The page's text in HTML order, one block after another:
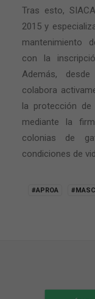
Tras esto,
2015 y
mantenimiento
con la
Además,
colabora
la protección de
mediante la
colonias de
condiciones de
#APROA